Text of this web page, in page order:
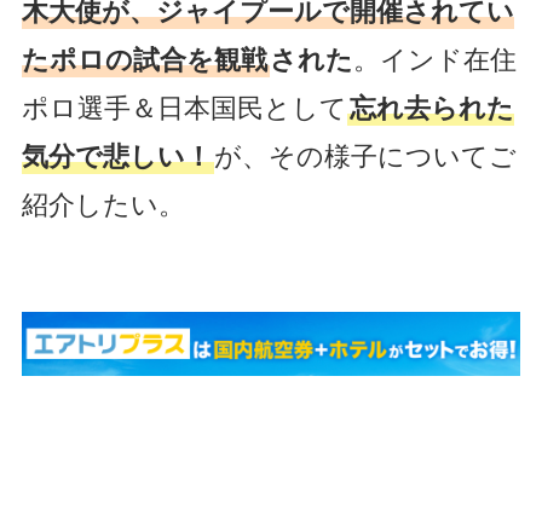
木大使が、ジャイプールで開催されてい
たポロの試合を観戦された 。インド在住
ポロ選手＆日本国民として忘れ去られた
気分で悲しい！が、その様子についてご
紹介したい。